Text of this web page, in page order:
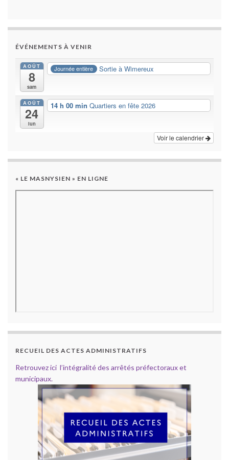
ÉVÉNEMENTS À VENIR
AOÛT
8
sam
Journée entière Sortie à Wimereux
AOÛT
24
lun
14 h 00 min Quartiers en fête 2026
Voir le calendrier
« LE MASNYSIEN » EN LIGNE
RECUEIL DES ACTES ADMINISTRATIFS
Retrouvez ici l’intégralité des arrêtés préfectoraux et
municipaux.